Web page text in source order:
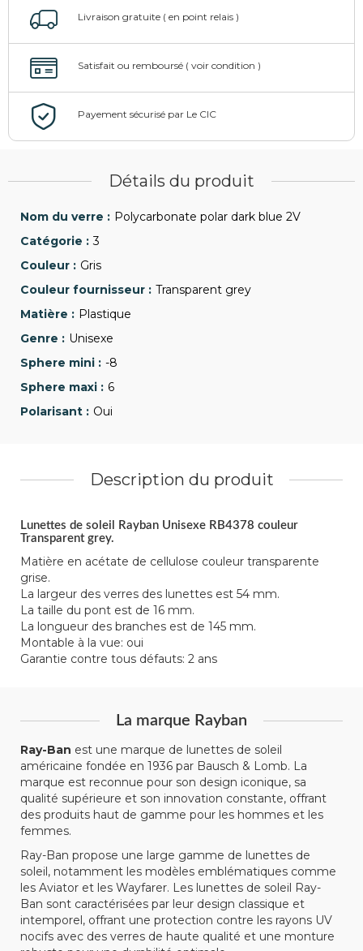
Détails du produit
Polycarbonate polar dark blue 2V
3
Gris
Transparent grey
Plastique
Unisexe
-8
6
Oui
Description du produit
Lunettes de soleil Rayban Unisexe RB4378 couleur
Transparent grey.
Matière en acétate de cellulose couleur transparente
grise.
La largeur des verres des lunettes est 54 mm.
La taille du pont est de 16 mm.
La longueur des branches est de 145 mm.
Montable à la vue: oui
Garantie contre tous défauts: 2 ans
La marque Rayban
Ray-Ban est une marque de lunettes de soleil
américaine fondée en 1936 par Bausch & Lomb. La
marque est reconnue pour son design iconique, sa
qualité supérieure et son innovation constante, offrant
des produits haut de gamme pour les hommes et les
femmes.
Ray-Ban propose une large gamme de lunettes de
soleil, notamment les modèles emblématiques comme
les Aviator et les Wayfarer. Les lunettes de soleil Ray-
Ban sont caractérisées par leur design classique et
intemporel, offrant une protection contre les rayons UV
nocifs avec des verres de haute qualité et une monture